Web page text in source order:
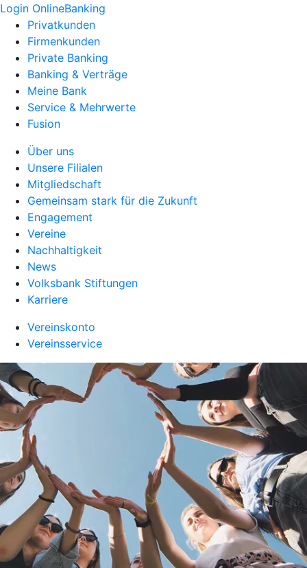
Login OnlineBanking
Privatkunden
Firmenkunden
Private Banking
Banking & Verträge
Meine Bank
Service & Mehrwerte
Fusion
Über uns
Unsere Filialen
Mitgliedschaft
Gemeinsam stark für die Zukunft
Engagement
Vereine
Nachhaltigkeit
News
Volksbank Stiftungen
Karriere
Vereinskonto
Vereinsservice